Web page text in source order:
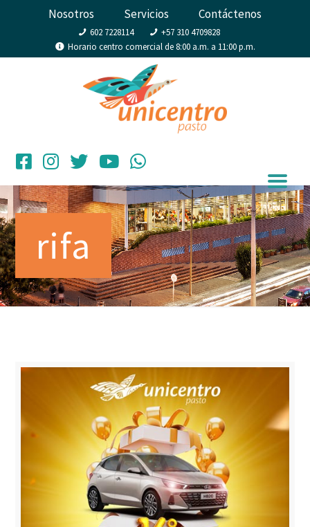
Nosotros Servicios Contáctenos
602 7228114
+57 310 4709828
Horario centro comercial de 8:00 a.m. a 11:00 p.m.
rifa